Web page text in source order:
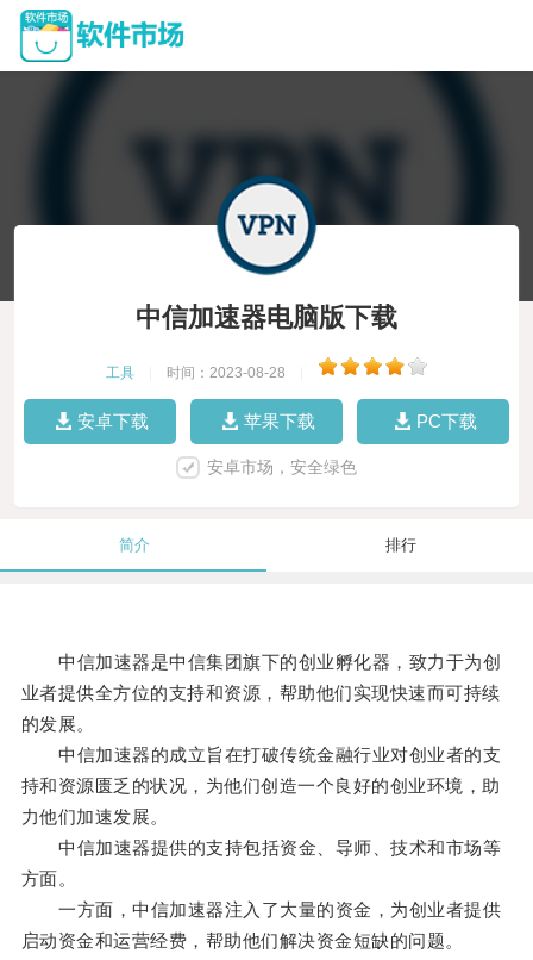
中信加速器电脑版下载
工具 时间：2023-08-28
安卓下载 苹果下载 PC下载
安卓市场，安全绿色
简介 排行
中信加速器是中信集团旗下的创业孵化器，致力于为创
业者提供全方位的支持和资源，帮助他们实现快速而可持续
的发展。
中信加速器的成立旨在打破传统金融行业对创业者的支
持和资源匮乏的状况，为他们创造一个良好的创业环境，助
力他们加速发展。
中信加速器提供的支持包括资金、导师、技术和市场等
方面。
一方面，中信加速器注入了大量的资金，为创业者提供
启动资金和运营经费，帮助他们解决资金短缺的问题。